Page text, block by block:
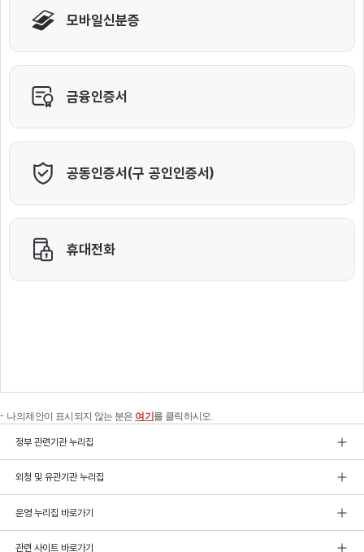
나의제안이 표시되지 않는 분은 여기 를 클릭하시오.
정부 관련기관 누리집
외청 및 유관기관 누리집
운영 누리집 바로가기
관련 사이트 바로가기